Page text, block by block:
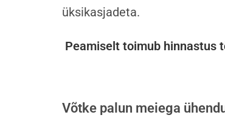
üksikasjadeta.
Peamiselt toimub hinnastus
Võtke palun meiega